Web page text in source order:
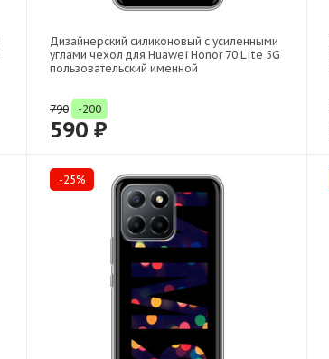
Дизайнерский силиконовый с усиленными
углами чехол для Huawei Honor 70 Lite 5G
пользовательский именной
790 -200
590 ₽
-25%